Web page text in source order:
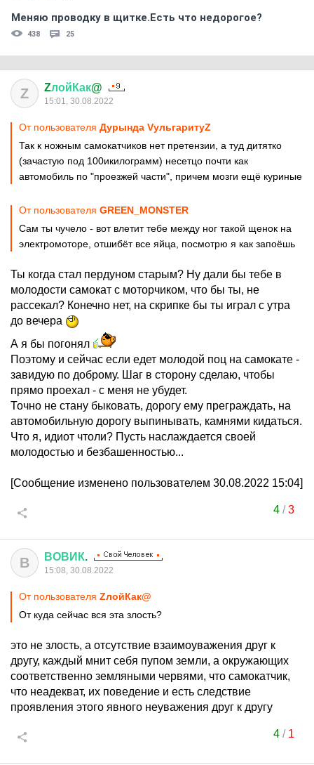
Меняю проводку в щитке.Есть что недорогое?
438 25
Z ZлойКак@
15:01, 30.08.2022
От пользователя Дурында VульгаритуZ
Так к ножным самокатчиков нет претензии, а туд дитятко
(зачастую под 100икилограмм) несетцо почти как
автомобиль по "проезжей части", причем мозги ещё куриные
От пользователя GREEN_MONSTER
Сам ты чучело - вот влетит тебе между ног такой щенок на
электромоторе, отшибёт все яйца, посмотрю я как запоёшь
Ты когда стал пердуном старым? Ну дали бы тебе в
молодости самокат с моторчиком, что бы ты, не
рассекал? Конечно нет, на скрипке бы ты играл с утра
до вечера
А я бы погонял
Поэтому и сейчас если едет молодой поц на самокате -
завидую по доброму. Шаг в сторону сделаю, чтобы
прямо проехал - с меня не убудет.
Точно не стану быковать, дорогу ему преграждать, на
автомобильную дорогу выпинывать, камнями кидаться.
Что я, идиот чтоли? Пусть наслаждается своей
молодостью и безбашенностью...
[Сообщение изменено пользователем 30.08.2022 15:04]
4/3
В ВОВИК.
15:08, 30.08.2022
От пользователя ZлойКак@
От куда сейчас вся эта злость?
это не злость, а отсутствие взаимоуважения друг к
другу, каждый мнит себя пупом земли, а окружающих
соответственно земляными червями, что самокатчик,
что неадекват, их поведение и есть следствие
проявления этого явного неуважения друг к другу
4/ 1